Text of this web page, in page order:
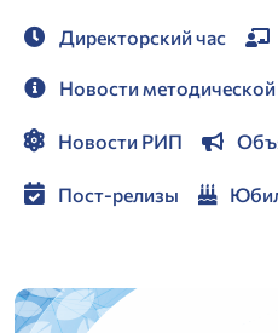
Директорский час
Новости
Новости РИП
Пост-релизы